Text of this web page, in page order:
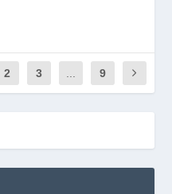
2 3 9